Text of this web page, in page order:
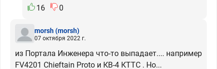
16
0
morsh(morsh)
07 октября 2022 г.
из Портала Инженера что-то выпадает.... например
FV4201 Chieftain Proto и КВ-4 КТТС . Но...